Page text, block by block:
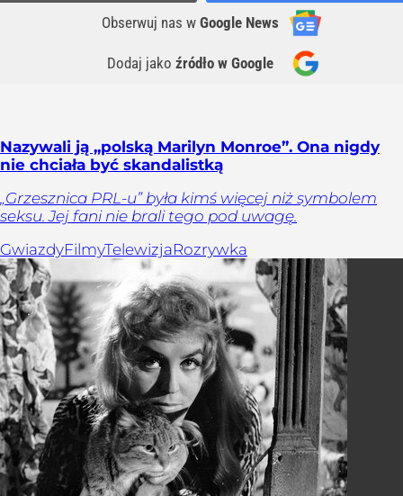
Obserwuj nas w Google News
Dodaj jako źródło w Google
Nazywali ją „polską Marilyn Monroe”. Ona nigdy
nie chciała być skandalistką
„Grzesznica PRL-u” była kimś więcej niż symbolem
seksu. Jej fani nie brali tego pod uwagę.
GwiazdyFilmyTelewizjaRozrywka